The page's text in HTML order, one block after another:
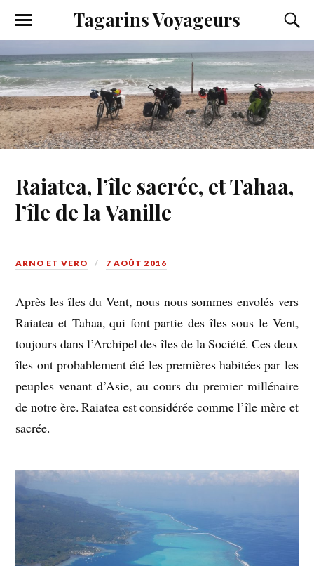
Tagarins Voyageurs
Raiatea, l’île sacrée, et Tahaa,
l’île de la Vanille
ARNO ET VERO 7 AOÛT 2016
Après les îles du Vent, nous nous sommes envolés vers
Raiatea et Tahaa, qui font partie des îles sous le Vent,
toujours dans l’Archipel des îles de la Société. Ces deux
îles ont probablement été les premières habitées par les
peuples venant d’Asie, au cours du premier millénaire
de notre ère. Raiatea est considérée comme l’île mère et
sacrée.